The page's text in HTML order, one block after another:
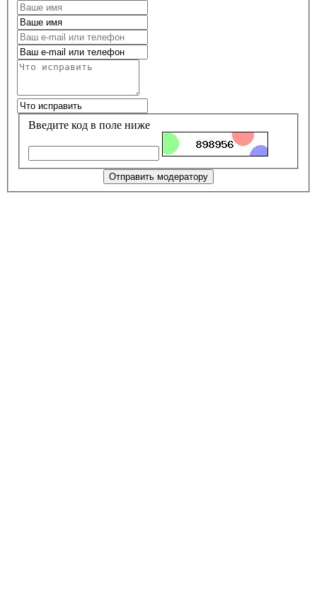
Введите код в поле ниже
Отправить модератору